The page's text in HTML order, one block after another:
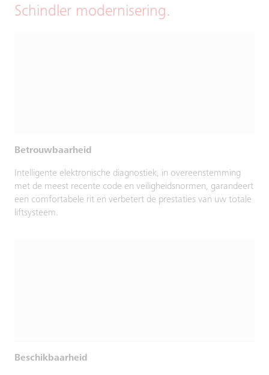
Schindler modernisering.
Betrouwbaarheid
Intelligente elektronische diagnostiek, in overeenstemming
met de meest recente code en veiligheidsnormen, garandeert
een comfortabele rit en verbetert de prestaties van uw totale
liftsysteem.
Beschikbaarheid